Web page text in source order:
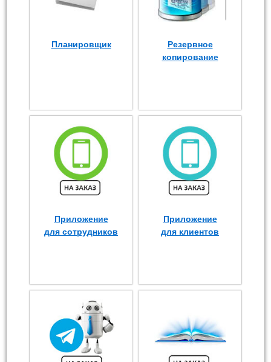
Планировщик
Резервное
копирование
Приложение
для сотрудников
Приложение
для клиентов